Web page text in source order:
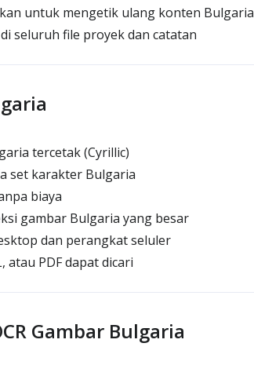
untuk mengetik ulang konten
seluruh file proyek dan catatan
tercetak (Cyrillic)
set karakter Bulgaria
biaya
gambar Bulgaria yang besar
dan perangkat seluler
atau PDF dapat dicari
Gambar Bulgaria